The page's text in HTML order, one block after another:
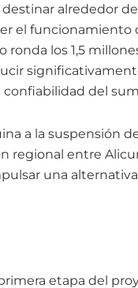
alrededor
el funcionamiento
los 1,5
del
a la suspensión
entre
una
etapa del